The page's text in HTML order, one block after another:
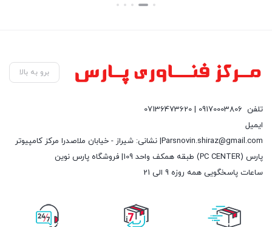
بستن
برو به بالا
تلفن 09170003806 | 07136473620
ایمیل
Parsnovin.shiraz@gmail.com| نشانی: شیراز - خیابان ملاصدرا مرکز کامپیوتر
پارس (PC CENTER) طبقه همکف واحد 109| فروشگاه پارس نوین
ساعات پاسخگویی همه روزه 9 الی 21